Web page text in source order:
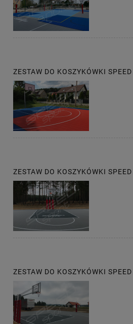
ZESTAW DO KOSZYKÓWKI
ZESTAW DO KOSZYKÓWKI
ZESTAW DO KOSZYKÓWKI